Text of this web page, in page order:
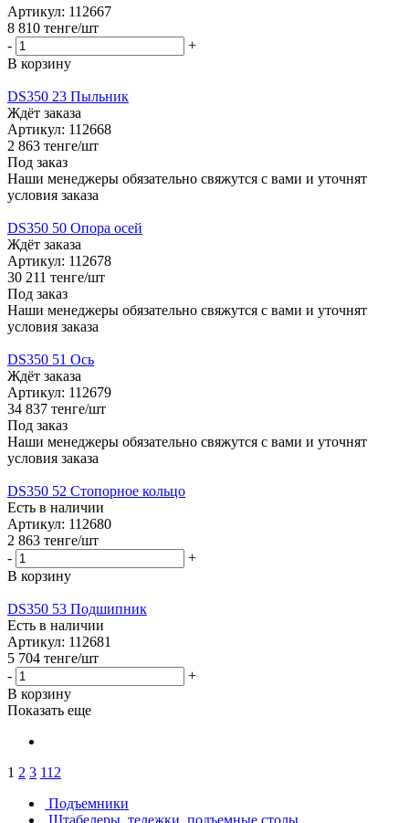
Артикул: 112667
8 810 тенге/шт
-
+
В корзину
DS350 23 Пыльник
Ждёт заказа
Артикул: 112668
2 863 тенге/шт
Под заказ
Наши менеджеры обязательно свяжутся с вами и уточнят
условия заказа
DS350 50 Опора осей
Ждёт заказа
Артикул: 112678
30 211 тенге/шт
Под заказ
Наши менеджеры обязательно свяжутся с вами и уточнят
условия заказа
DS350 51 Ось
Ждёт заказа
Артикул: 112679
34 837 тенге/шт
Под заказ
Наши менеджеры обязательно свяжутся с вами и уточнят
условия заказа
DS350 52 Стопорное кольцо
Есть в наличии
Артикул: 112680
2 863 тенге/шт
-
+
В корзину
DS350 53 Подшипник
Есть в наличии
Артикул: 112681
5 704 тенге/шт
-
+
В корзину
Показать еще
1 2 3 112
Подъемники
Штабелеры, тележки, подъемные столы